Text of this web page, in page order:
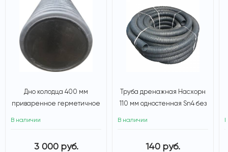
Дно колодца 400 мм
приваренное герметичное
В наличии
3 000 руб.
Труба дренажная Насхорн
110 мм одностенная Sn4 без
В наличии
140 руб.